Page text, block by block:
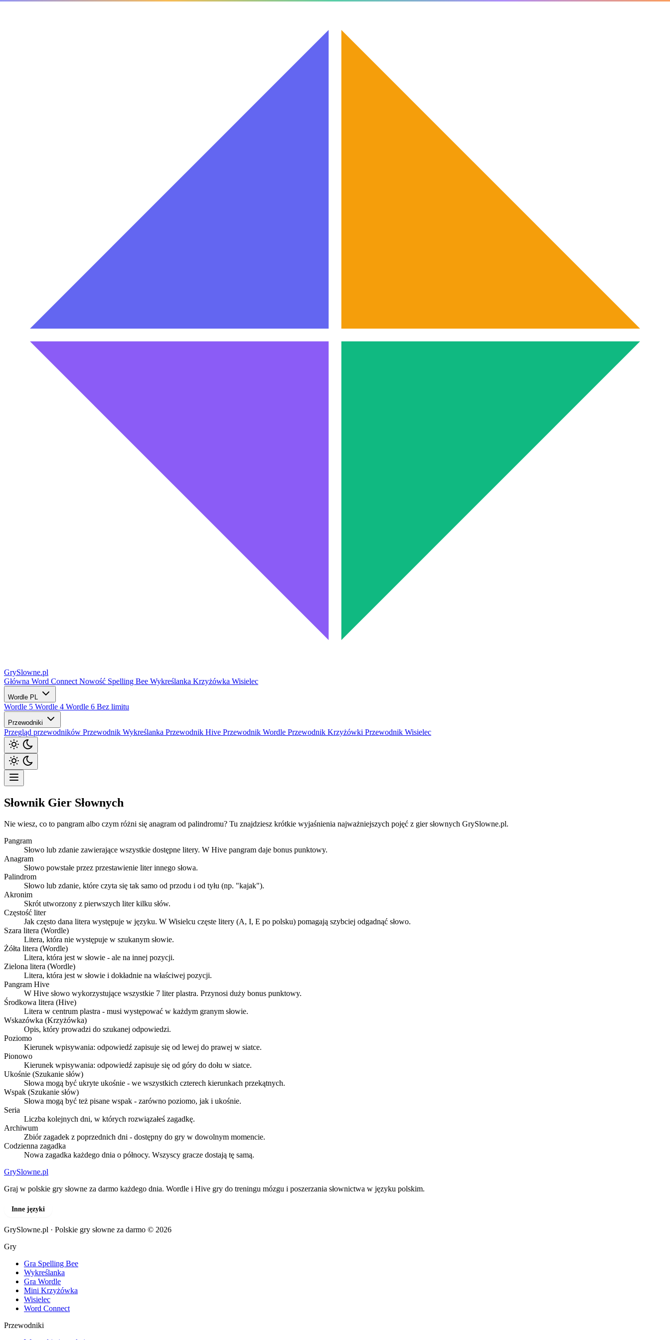
GrySlowne.pl
Główna Word Connect Nowość Spelling Bee Wykreślanka Krzyżówka Wisielec
Wordle PL
Wordle 5 Wordle 4 Wordle 6 Bez limitu
Przewodniki
Przegląd przewodników Przewodnik Wykreślanka Przewodnik Hive Przewodnik Wordle Przewodnik Krzyżówki Przewodnik Wisielec
Słownik Gier Słownych
Nie wiesz, co to pangram albo czym różni się anagram od palindromu? Tu znajdziesz krótkie wyjaśnienia najważniejszych pojęć z gier słownych GrySlowne.pl.
Pangram
Słowo lub zdanie zawierające wszystkie dostępne litery. W Hive pangram daje bonus punktowy.
Anagram
Słowo powstałe przez przestawienie liter innego słowa.
Palindrom
Słowo lub zdanie, które czyta się tak samo od przodu i od tyłu (np. "kajak").
Akronim
Skrót utworzony z pierwszych liter kilku słów.
Częstość liter
Jak często dana litera występuje w języku. W Wisielcu częste litery (A, I, E po polsku) pomagają szybciej odgadnąć słowo.
Szara litera (Wordle)
Litera, która nie występuje w szukanym słowie.
Żółta litera (Wordle)
Litera, która jest w słowie - ale na innej pozycji.
Zielona litera (Wordle)
Litera, która jest w słowie i dokładnie na właściwej pozycji.
Pangram Hive
W Hive słowo wykorzystujące wszystkie 7 liter plastra. Przynosi duży bonus punktowy.
Środkowa litera (Hive)
Litera w centrum plastra - musi występować w każdym granym słowie.
Wskazówka (Krzyżówka)
Opis, który prowadzi do szukanej odpowiedzi.
Poziomo
Kierunek wpisywania: odpowiedź zapisuje się od lewej do prawej w siatce.
Pionowo
Kierunek wpisywania: odpowiedź zapisuje się od góry do dołu w siatce.
Ukośnie (Szukanie słów)
Słowa mogą być ukryte ukośnie - we wszystkich czterech kierunkach przekątnych.
Wspak (Szukanie słów)
Słowa mogą być też pisane wspak - zarówno poziomo, jak i ukośnie.
Seria
Liczba kolejnych dni, w których rozwiązałeś zagadkę.
Archiwum
Zbiór zagadek z poprzednich dni - dostępny do gry w dowolnym momencie.
Codzienna zagadka
Nowa zagadka każdego dnia o północy. Wszyscy gracze dostają tę samą.
GrySlowne.pl
Graj w polskie gry słowne za darmo każdego dnia. Wordle i Hive gry do treningu mózgu i poszerzania słownictwa w języku polskim.
Inne języki
GrySlowne.pl · Polskie gry słowne za darmo © 2026
Gry
Gra Spelling Bee
Wykreślanka
Gra Wordle
Mini Krzyżówka
Wisielec
Word Connect
Przewodniki